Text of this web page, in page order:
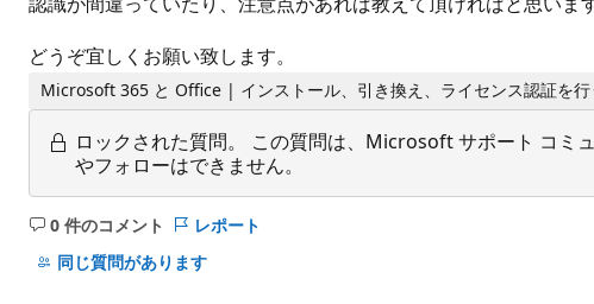
どうぞ宜しくお願い致します。
Microsoft 365 と Office | インストール、引き換え、ライセンス認証を
ロックされた質問。
この質問は、Microsoft サポート コミ
やフォローはできません。
0 件のコメント
コ
メ
レポート
同じ質問があります